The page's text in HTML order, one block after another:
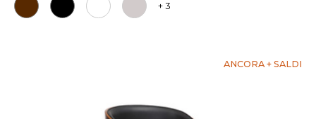
+ 3
ANCORA + SALDI